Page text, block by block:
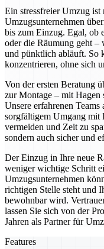
Ein stressfreier Umzug
Umzugsunternehmen
bis zum Einzug. Egal, ob
oder die Räumung geht –
und pünktlich abläuft. So
konzentrieren, ohne sich
Von der ersten Beratung
zur Montage – mit Hagen
Unsere erfahrenen
sorgfältigem Umgang mit
vermeiden und Zeit zu
sondern auch sicher und
Der Einzug in Ihre neue
weniger wichtige Schritt
Umzugsunternehmen
richtigen Stelle steht und
bewohnbar wird.
lassen Sie sich von der
Jahren als Partner für
Features